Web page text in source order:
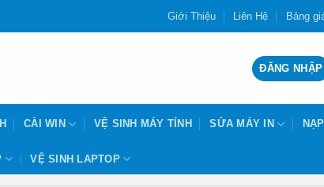
Giới Thiệu Liên Hệ Bảng
ĐĂNG NHẬP
CÀI WIN VỆ SINH MÁY TÍNH SỬA MÁY IN
VỆ SINH LAPTOP